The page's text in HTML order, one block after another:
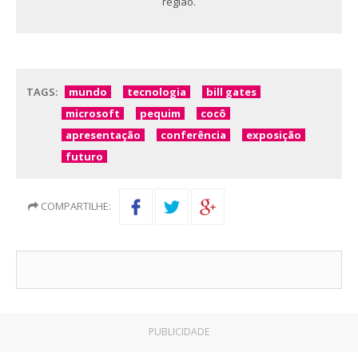
TAGS: mundo tecnologia
bill gates
microsoft
pequim
cocô
apresentação
conferência
exposição
futuro
COMPARTILHE:
PUBLICIDADE